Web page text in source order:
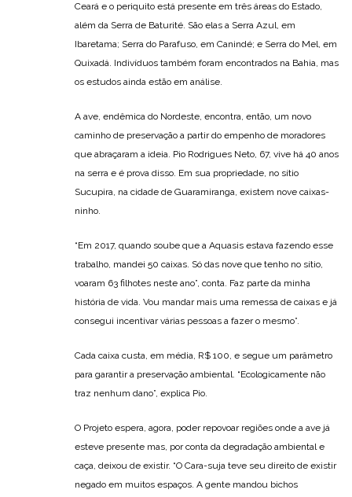
Ceará e o periquito está presente em três áreas do Estado,
além da Serra de Baturité. São elas a Serra Azul, em
Ibaretama; Serra do Parafuso, em Canindé; e Serra do Mel, em
Quixadá. Indivíduos também foram encontrados na Bahia, mas
os estudos ainda estão em análise.
A ave, endêmica do Nordeste, encontra, então, um novo
caminho de preservação a partir do empenho de moradores
que abraçaram a ideia. Pio Rodrigues Neto, 67, vive há 40 anos
na serra e é prova disso. Em sua propriedade, no sítio
Sucupira, na cidade de Guaramiranga, existem nove caixas-
ninho.
“Em 2017, quando soube que a Aquasis estava fazendo esse
trabalho, mandei 50 caixas. Só das nove que tenho no sítio,
voaram 63 filhotes neste ano”, conta. Faz parte da minha
história de vida. Vou mandar mais uma remessa de caixas e já
consegui incentivar várias pessoas a fazer o mesmo”.
Cada caixa custa, em média, R$ 100, e segue um parâmetro
para garantir a preservação ambiental. “Ecologicamente não
traz nenhum dano”, explica Pio.
O Projeto espera, agora, poder repovoar regiões onde a ave já
esteve presente mas, por conta da degradação ambiental e
caça, deixou de existir. “O Cara-suja teve seu direito de existir
negado em muitos espaços. A gente mandou bichos